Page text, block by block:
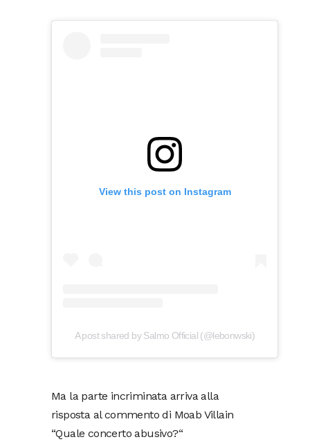
View this post on Instagram
A post shared by Salmo Official (@lebonwski)
Ma la parte incriminata arriva alla
risposta al commento di Moab Villain
“Quale concerto abusivo?“